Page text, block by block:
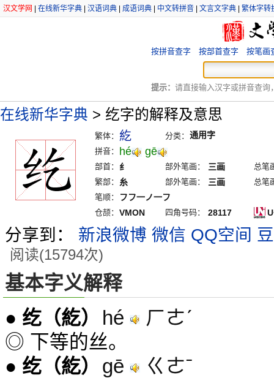
汉文学网 在线新华字典 汉语词典 成语词典 中文转拼音 文言文字典 繁体字转
按拼音查字 按部首查字 按笔画
提示： 请直接输入汉字或拼音查询
在线新华字典 > 纥字的解释及意思
繁体： 紇 分类： 通用字
拼音： hé gē
部首： 纟 部外笔画： 三画
总笔
繁部：
糸 部外笔画： 三画
总笔
笔顺：
フフ一ノ一フ
仓颉： VMON 四角号码： 28117
分享到： 新浪微博 微信 QQ空间
阅读(15794次)
基本字义解释
● 纥 （紇） hé ㄏㄜˊ
◎ 下等的丝。
● 纥 （紇） gē ㄍㄜˉ